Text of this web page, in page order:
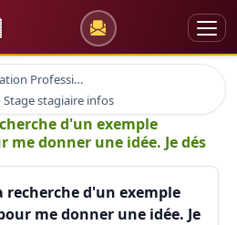
Orientation Professionnelle
Stage stagiaire infos
d'un exemple
donner une idée. Je dés
recherche d'un exemple
me donner une idée. Je